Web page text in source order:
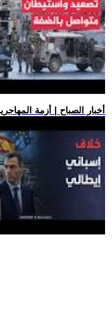
.. أخبار الصباح | أزمة